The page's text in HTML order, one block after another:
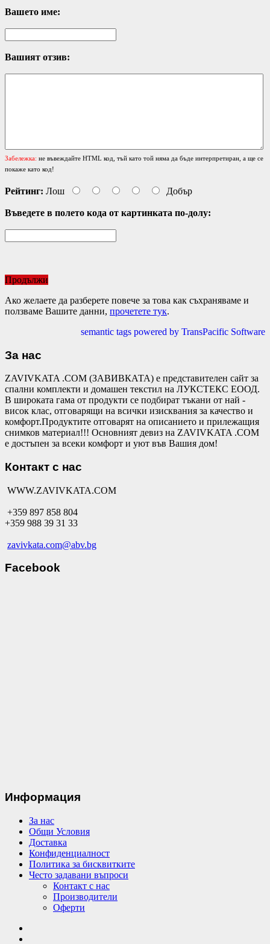
Вашето име:
Вашият отзив:
Забележка: не въвеждайте HTML код, тъй като той няма да бъде интерпретиран, а ще се
покаже като код!
Рейтинг: Лош Добър
Въведете в полето кода от картинката по-долу:
Продължи
Ако желаете да разберете повече за това как съхраняваме и
ползваме Вашите данни, прочетете тук.
semantic tags powered by TransPacific Software
За нас
ZAVIVKATA .COM (ЗАВИВКАТА) е представителен сайт за
спални комплекти и домашен текстил на ЛУКСТЕКС ЕООД.
В широката гама от продукти се подбират тъкани от най -
висок клас, отговарящи на всички изисквания за качество и
комфорт.Продуктите отговарят на описанието и прилежащия
снимков материал!!! Основният девиз на ZAVIVKATA .COM
е достъпен за всеки комфорт и уют във Вашия дом!
Контакт с нас
WWW.ZAVIVKATA.COM
+359 897 858 804
+359 988 39 31 33
zavivkata.com@abv.bg
Facebook
Информация
За нас
Общи Условия
Доставка
Конфиденциалност
Политика за бисквитките
Често задавани въпроси
Контакт с нас
Производители
Оферти